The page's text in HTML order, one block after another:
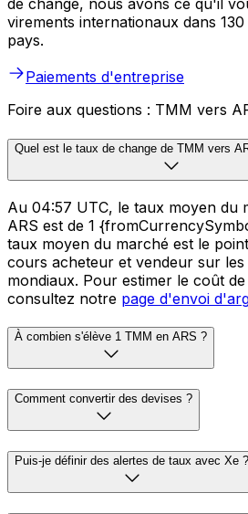
de change, nous avons ce qu'il
virements internationaux dans
pays.
Paiements d'entreprise
Foire aux questions : TMM vers
Quel est le taux de change de TMM vers
Au 04:57 UTC, le taux moyen du
ARS est de 1
taux moyen du marché est le
cours acheteur et vendeur sur les
mondiaux. Pour estimer le coût
consultez notre page d'envoi
À combien s'élève 1 TMM en ARS ?
Comment convertir des devises ?
Puis-je définir des alertes de taux avec Xe ?